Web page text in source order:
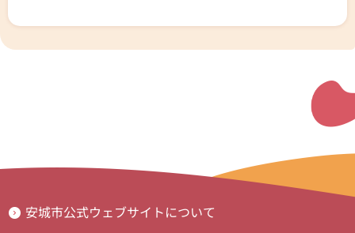
安城市公式ウェブサイトについて